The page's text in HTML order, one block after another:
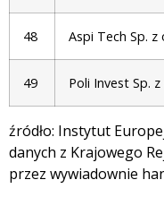
48 Aspi Tech Sp. z
49 Poli Invest Sp. z
źródło: Instytut
danych z Krajowego
przez wywiadownie